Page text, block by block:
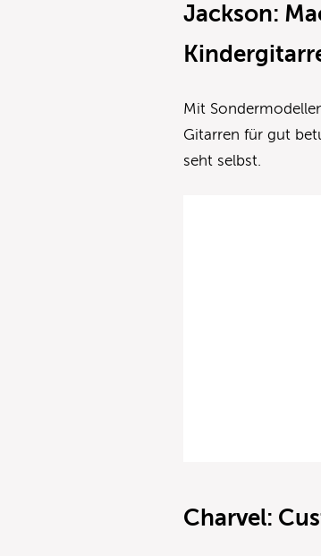
Jackson:
Mit
Gitarren für gut
seht selbst.
Charvel: